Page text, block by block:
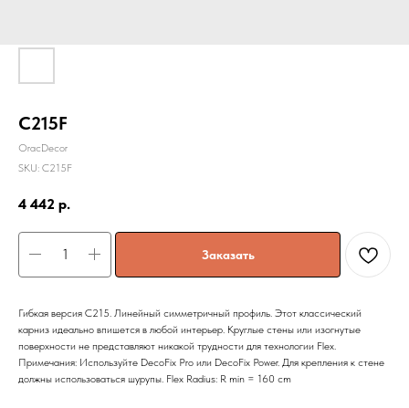
C215F
OracDecor
SKU: C215F
4 442 р.
Заказать
Гибкая версия C215. Линейный симметричный профиль. Этот классический
карниз идеально впишется в любой интерьер. Круглые стены или изогнутые
поверхности не представляют никакой трудности для технологии Flex.
Примечания: Используйте DecoFix Pro или DecoFix Power. Для крепления к стене
должны использоваться шурупы. Flex Radius: R min = 160 cm